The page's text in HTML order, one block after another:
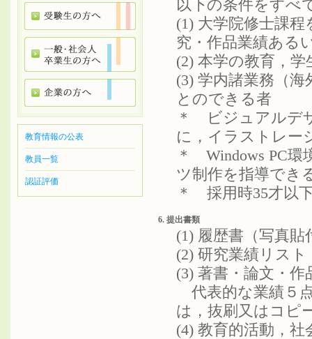
教育情報の公表
教員一覧
認証評価
以下の条件をすべ
(1) 大学院修士課
究・作品業績ある
(2) 本学の教育，
(3) 学内諸業務（
とのできる者
＊ ビジュアルデ
に，イラストレー
＊ Windows PC環
ツ制作を指導でき
＊ 採用時35才以
6. 提出書類
(1) 履歴書（写真貼
(2) 研究業績リス
(3) 著書・論文・作
代表的な業績５
は，抜刷又はコピ
(4) 教育的活動，